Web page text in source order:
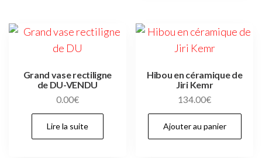
Grand vase rectiligne
de DU-VENDU
0.00€
Lire la suite
Hibou en céramique de
Jiri Kemr
134.00€
Ajouter au panier